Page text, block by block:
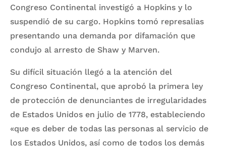
Congreso Continental investigó a Hopkins y lo
suspendió de su cargo. Hopkins tomó represalias
presentando una demanda por difamación que
condujo al arresto de Shaw y Marven.
Su difícil situación llegó a la atención del
Congreso Continental, que aprobó la primera ley
de protección de denunciantes de irregularidades
de Estados Unidos en julio de 1778, estableciendo
«que es deber de todas las personas al servicio de
los Estados Unidos, así como de todos los demás